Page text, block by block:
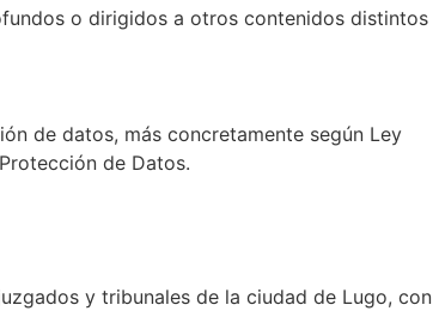
o dirigidos a otros contenidos distintos
de datos, más concretamente según Ley
de Datos.
y tribunales de la ciudad de Lugo, con